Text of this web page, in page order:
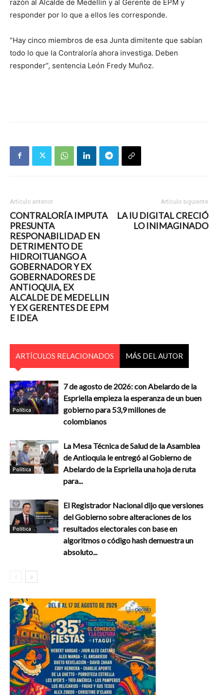
razón al Alcalde de Medellín y al Gerente de EPM y
responder por lo que a ellos les corresponde.
“Hay cinco miembros de esa Junta dimitente que sabían
todo lo que la Contraloría ahora investiga. Deben
responder”, sentencia León Fredy Muñoz.
Artículo anterior
CONTRALORÍA IMPUTA
PRESUNTA
RESPONABILIDAD EN
DETRIMENTO DE
HIDROITUANGO A
GOBERNADOR Y EX
GOBERNADORES DE
ANTIOQUIA, EX
ALCALDE DE MEDELLIN
Y EX GERENTES DE EPM
E IDEA
Artículo siguiente
LA IU DIGITAL CRECIÓ
LO INIMAGINADO
ARTÍCULOS RELACIONADOS MÁS DEL AUTOR
Política
7 de agosto de 2026: con Abelardo de la
Espriella empieza la esperanza de un buen
gobierno para 53,9 millones de
colombianos
Política
La Mesa Técnica de Salud de la Asamblea
de Antioquia le entregó al Gobierno de
Abelardo de la Espriella una hoja de ruta
para...
Política
El Registrador Nacional dijo que versiones
del Gobierno sobre alteraciones de los
resultados electorales con base en
algoritmos o código hash demuestra un
absoluto...